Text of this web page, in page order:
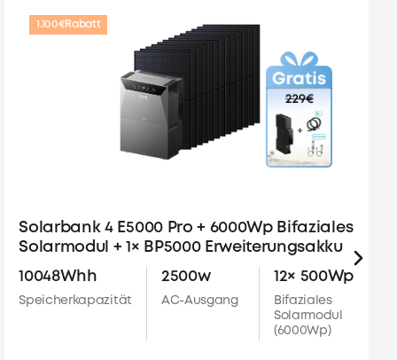
1.100€Rabatt
Solarbank 4 E5000 Pro + 6000Wp Bifaziales
Solarmodul + 1× BP5000 Erweiterungsakku
10048Whh
Speicherkapazität
2500w
AC-Ausgang
12× 500Wp
Bifaziales
Solarmodul
(6000Wp)